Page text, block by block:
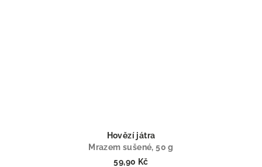
Hovězí játra
Mrazem sušené, 50 g
59,90 Kč